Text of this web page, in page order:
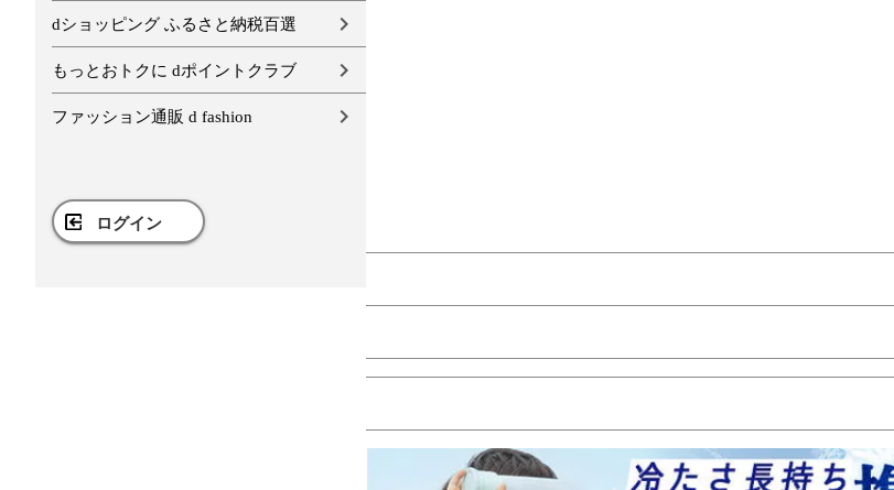
dショッピング ふるさと納税百選
もっとおトクに dポイントクラブ
ファッション通販 d fashion
ログイン